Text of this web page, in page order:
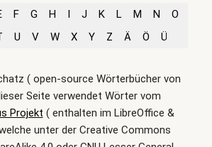
F G H I J K L M N
O
U V W X Y Z Ä Ö Ü
( open-source Wörterbücher von
Seite verwendet Wörter vom
Projekt ( enthalten im LibreOffice &
unter der Creative Commons